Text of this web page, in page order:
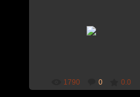
Nissan 350Z
1790 0 0.0